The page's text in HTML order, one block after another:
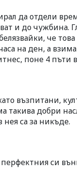
да отдели
и до чужбина.
че
на ден, а
поне 4 пъти
възпитани,
такива добри
нея са за никъде.
си